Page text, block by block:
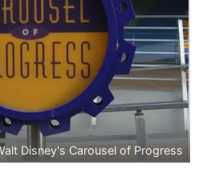
Disney's Carousel of Progress